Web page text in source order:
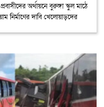
অর্থায়নে বুরুঙ্গা স্কুল মাঠে
নির্মাণের দাবি খেলোয়াড়দের